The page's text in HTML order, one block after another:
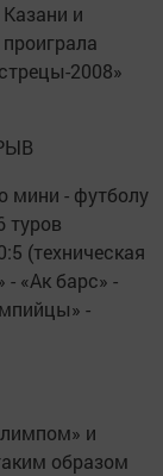
и
2008»
мини - футболу
туров
(техническая
- «Ак барс» -
-
и
образом